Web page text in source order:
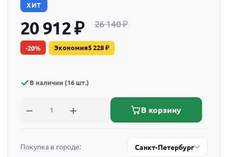
ХИТ
20 912₽ 26 140₽
-20% Экономия5 228₽
В наличии (16 шт.)
В корзину
Покупка в городе: Санкт-Петербург